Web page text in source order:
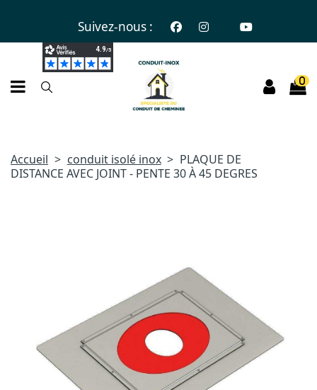
Suivez-nous :
0
Accueil conduit isolé inox
PLAQUE DE
DISTANCE AVEC JOINT - PENTE 30 À 45 DEGRES